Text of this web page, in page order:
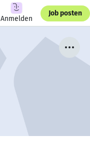
Anmelden
Job posten